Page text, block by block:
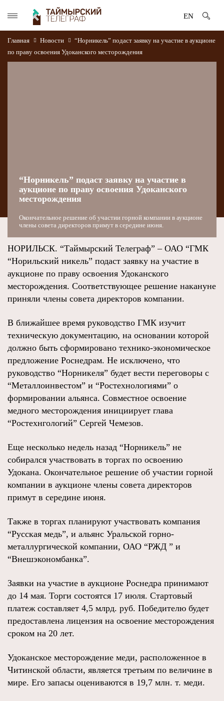
EN
Главная Новости
“Норникель” подаст заявку на участие в аукционе
по праву освоения Удоканского месторождения
“Норникель” подаст заявку на участие в
аукционе по праву освоения Удоканского
месторождения
Окончательное решение об участии горной компании в аукционе
члены совета директоров примут в середине июня.
НОРИЛЬСК. “Таймырский Телеграф” – ОАО “ГМК
“Норильский никель” подаст заявку на участие в
аукционе по праву освоения Удоканского
месторождения. Соответствующее решение накануне
приняли члены совета директоров компании.
В ближайшее время руководство ГМК изучит
техническую документацию, на основании которой
должно быть сформировано технико-экономическое
предложение Роснедрам. Не исключено, что
руководство “Норникеля” будет вести переговоры с
“Металлоинвестом” и “Ростехнологиями” о
формировании альянса. Совместное освоение
медного месторождения инициирует глава
“Ростехнгологий” Сергей Чемезов.
Еще несколько недель назад “Норникель” не
собирался участвовать в торгах по освоению
Удокана. Окончательное решение об участии горной
компании в аукционе члены совета директоров
примут в середине июня.
Также в торгах планируют участвовать компания
“Русская медь”, и альянс Уральской горно-
металлургической компании, ОАО “РЖД ” и
“Внешэкономбанка”.
Заявки на участие в аукционе Роснедра принимают
до 14 мая. Торги состоятся 17 июля. Стартовый
платеж составляет 4,5 млрд. руб. Победителю будет
предоставлена лицензия на освоение месторождения
сроком на 20 лет.
Удоканское месторождение меди, расположенное в
Читинской области, является третьим по величине в
мире. Его запасы оцениваются в 19,7 млн. т. меди.